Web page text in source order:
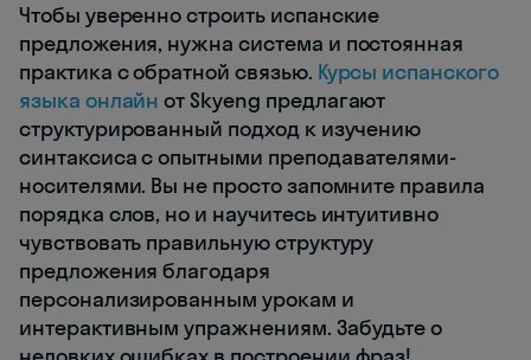
Чтобы уверенно строить испанские
предложения, нужна система и постоянная
практика с обратной связью. Курсы испанского
языка онлайн от Skyeng предлагают
структурированный подход к изучению
синтаксиса с опытными преподавателями-
носителями. Вы не просто запомните правила
порядка слов, но и научитесь интуитивно
чувствовать правильную структуру
предложения благодаря
персонализированным урокам и
интерактивным упражнениям. Забудьте о